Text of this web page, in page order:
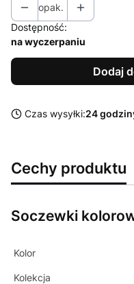
opak.
Dostępność:
na wyczerpaniu
Dodaj
Czas wysyłki:24
Cechy produktu
Soczewki
Kolor
Kolekcja